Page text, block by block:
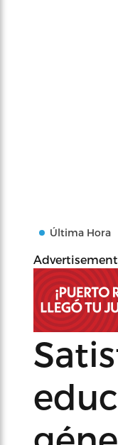
Última Hora